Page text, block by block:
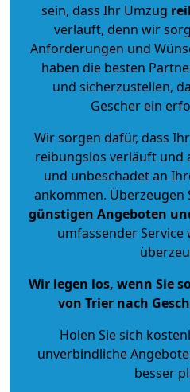
sein, dass Ihr Umzug
verläuft, denn wir
Anforderungen und
haben die besten
und sicherzustellen,
Gescher ein
Wir sorgen dafür, dass
reibungslos verläuft und
und unbeschadet an
ankommen. Überzeugen
günstigen Angeboten
umfassender
Wir legen los, wenn Sie
von Trier nach
Holen Sie sich
unverbindliche Angebote
besser